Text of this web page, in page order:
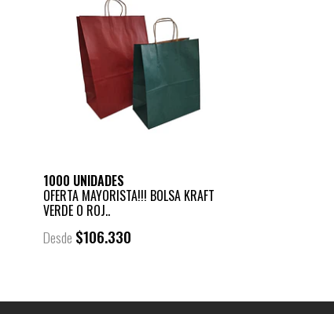
1000 UNIDADES
OFERTA MAYORISTA!!! BOLSA KRAFT
VERDE O ROJ..
Desde $106.330